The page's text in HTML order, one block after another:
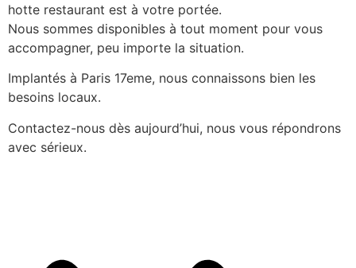
hotte restaurant est à votre portée.
Nous sommes disponibles à tout moment pour vous
accompagner, peu importe la situation.
Implantés à Paris 17eme, nous connaissons bien les
besoins locaux.
Contactez-nous dès aujourd’hui, nous vous répondrons
avec sérieux.